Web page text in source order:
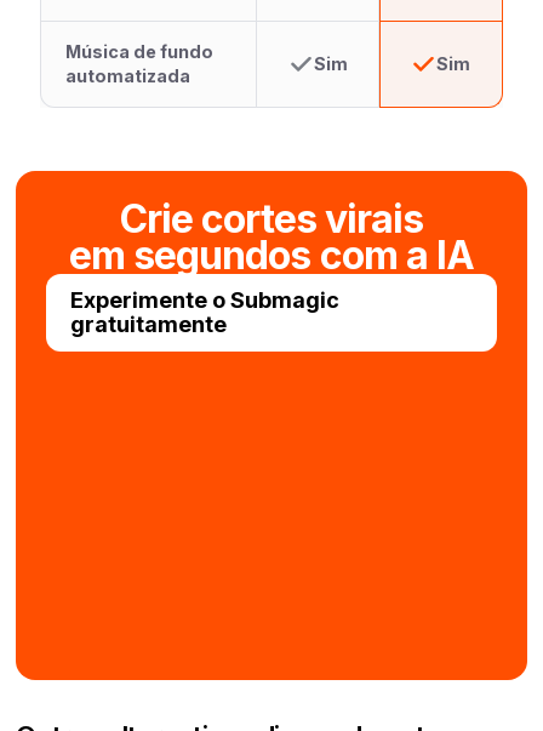
Música de fundo
automatizada
Sim Sim
Crie cortes virais
em segundos com a IA
Experimente o Submagic
gratuitamente